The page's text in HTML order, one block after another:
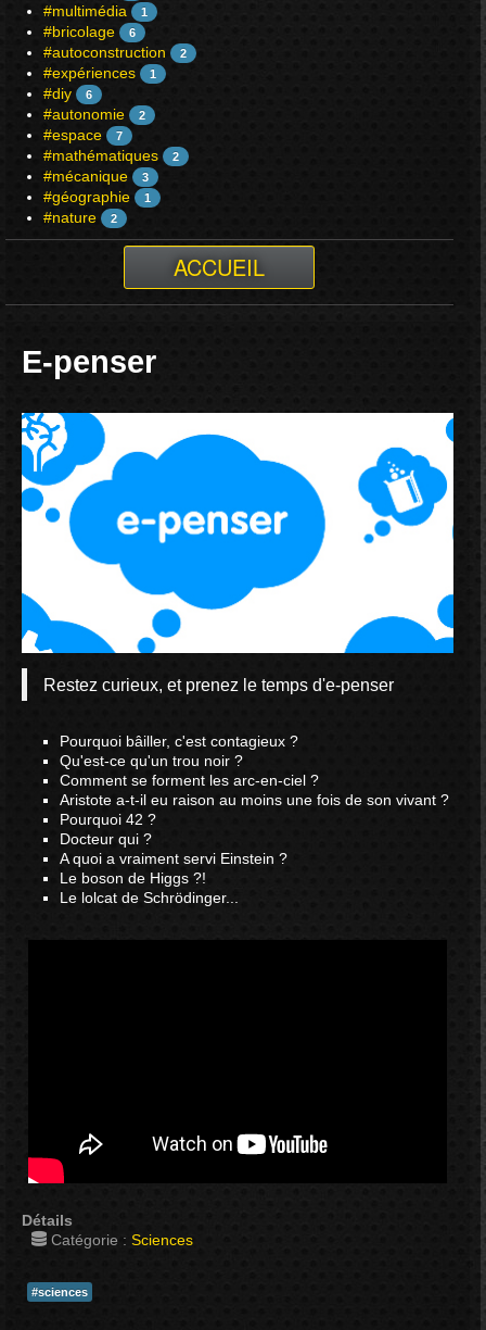
#multimédia 1
#bricolage 6
#autoconstruction 2
#expériences 1
#diy 6
#autonomie 2
#espace 7
#mathématiques 2
#mécanique 3
#géographie 1
#nature 2
ACCUEIL
E-penser
Restez curieux, et prenez le temps d'e-penser
Pourquoi bâiller, c'est contagieux ?
Qu'est-ce qu'un trou noir ?
Comment se forment les arc-en-ciel ?
Aristote a-t-il eu raison au moins une fois de son vivant ?
Pourquoi 42 ?
Docteur qui ?
A quoi a vraiment servi Einstein ?
Le boson de Higgs ?!
Le lolcat de Schrödinger...
Détails
Catégorie : Sciences
#sciences